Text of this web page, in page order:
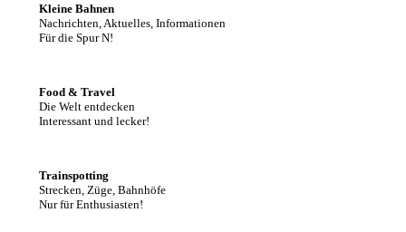
Kleine Bahnen
Nachrichten, Aktuelles, Informationen
Für die Spur N!
Food & Travel
Die Welt entdecken
Interessant und lecker!
Trainspotting
Strecken, Züge, Bahnhöfe
Nur für Enthusiasten!